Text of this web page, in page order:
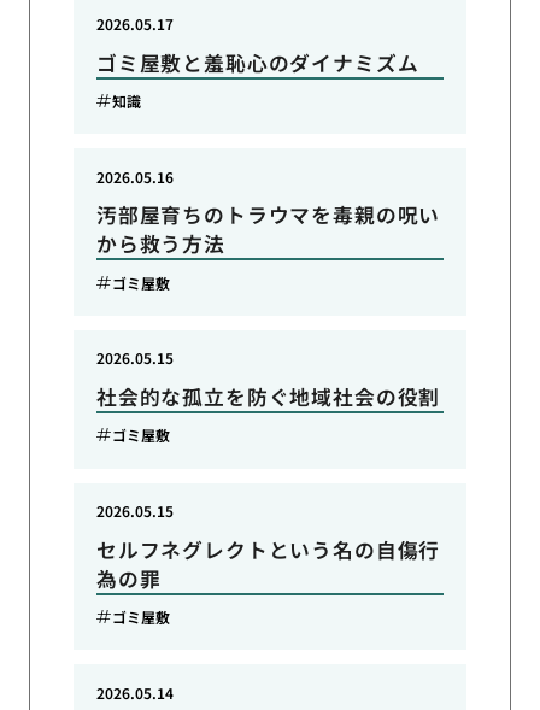
ゴミ屋敷と羞恥心のダイナミズム
2026.05.17
知識
汚部屋育ちのトラウマを毒親の呪い
から救う方法
2026.05.16
ゴミ屋敷
社会的な孤立を防ぐ地域社会の役割
2026.05.15
ゴミ屋敷
セルフネグレクトという名の自傷行
為の罪
2026.05.15
ゴミ屋敷
2026.05.14